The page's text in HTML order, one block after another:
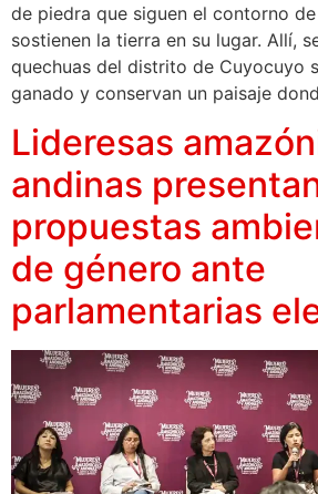
de piedra que siguen el contorno
sostienen la tierra en su lugar. Allí,
quechuas del distrito de Cuyocuyo
ganado y conservan un paisaje
Lideresas
andinas
propuestas
de género ante
parlamentarias